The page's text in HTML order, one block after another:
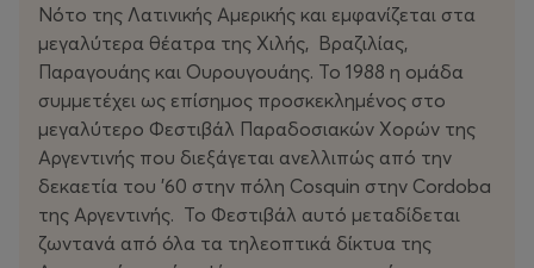
Νότο της Λατινικής Αμερικής και εμφανίζεται στα
μεγαλύτερα θέατρα της Χιλής, Βραζιλίας,
Παραγουάης και Ουρουγουάης. Το 1988 η ομάδα
συμμετέχει ως επίσημος προσκεκλημένος στο
μεγαλύτερο Φεστιβάλ Παραδοσιακών Χορών της
Αργεντινής που διεξάγεται ανελλιπώς από την
δεκαετία του '60 στην πόλη Cosquin στην Cordoba
της Αργεντινής. Το Φεστιβάλ αυτό μεταδίδεται
ζωντανά από όλα τα τηλεοπτικά δίκτυα της